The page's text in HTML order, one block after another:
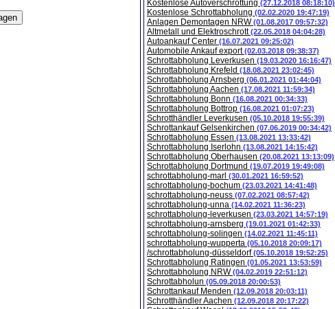
Kostenlose Autoverschrottung (27.12.2018 08:18:10)
Kostenlose Schrottabholung (02.02.2020 19:47:19)
Anlagen Demontagen NRW(01.08.2017 09:57:32)
Altmetall und Elektroschrott(22.05.2018 04:04:28)
Autoankauf Center (16.07.2021 09:25:02)
Automobile Ankauf export(02.03.2018 09:38:37)
Schrottabholung Leverkusen (19.03.2020 16:16:47)
Schrottabholung Krefeld (18.08.2021 23:02:45)
Schrottabholung Arnsberg (06.01.2021 01:44:04)
Schrottabholung Aachen (17.08.2021 11:59:34)
Schrottabholung Bonn (16.08.2021 00:34:33)
Schrottabholung Bottrop (16.08.2021 01:07:23)
Schrotthändler Leverkusen (05.10.2018 19:55:39)
Schrottankauf Gelsenkirchen (07.06.2019 00:34:42)
Schrottabholung Essen (13.08.2021 13:33:42)
Schrottabholung Iserlohn (13.08.2021 14:15:42)
Schrottabholung Oberhausen (20.08.2021 13:13:09)
Schrottabholung Dortmund (19.07.2019 19:49:08)
schrottabholung-marl (30.01.2021 16:59:52)
schrottabholung-bochum (23.03.2021 14:41:48)
schrottabholung-neuss (07.02.2021 08:57:42)
schrottabholung-unna (14.02.2021 11:36:23)
schrottabholung-leverkusen (23.03.2021 14:57:19)
schrottabholung-arnsberg (19.01.2021 01:42:33)
schrottabholung-solingen (14.02.2021 11:45:11)
schrottabholung-wupperta (05.10.2018 20:09:17)
/schrottabholung-düsseldorf(05.10.2018 19:52:25)
Schrottabholung Ratingen (01.05.2021 13:53:59)
Schrottabholung NRW(04.02.2019 22:51:12)
Schrottabholun (05.09.2018 20:00:53)
Schrottankauf Menden (12.09.2018 20:03:11)
Schrotthändler Aachen (12.09.2018 20:17:22)